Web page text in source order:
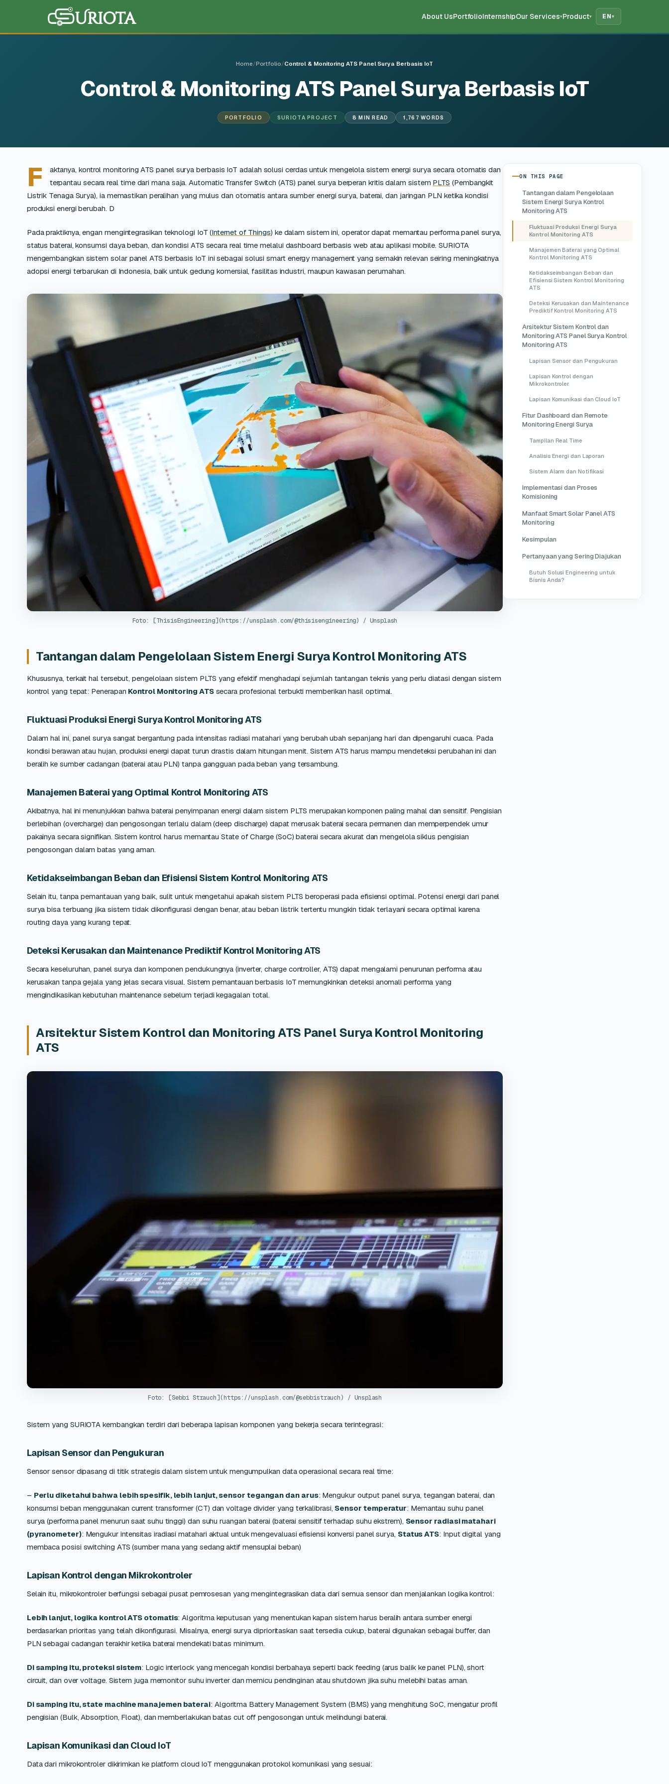
About UsPortfolioInternshipOur Services▾Product▾ EN▾
Home/Portfolio/Control & Monitoring ATS Panel Surya Berbasis IoT
Control & Monitoring ATS Panel Surya Berbasis IoT
PORTFOLIO SURIOTA PROJECT 8 MIN READ 1,767 WORDS
F
aktanya, kontrol monitoring ATS panel surya berbasis IoT adalah solusi cerdas untuk mengelola sistem energi surya secara otomatis dan
terpantau secara real time dari mana saja. Automatic Transfer Switch (ATS) panel surya berperan kritis dalam sistem PLTS (Pembangkit
Listrik Tenaga Surya), ia memastikan peralihan yang mulus dan otomatis antara sumber energi surya, baterai, dan jaringan PLN ketika kondisi
produksi energi berubah. D
Pada praktiknya, engan mengintegrasikan teknologi IoT (Internet of Things) ke dalam sistem ini, operator dapat memantau performa panel surya,
status baterai, konsumsi daya beban, dan kondisi ATS secara real time melalui dashboard berbasis web atau aplikasi mobile. SURIOTA
mengembangkan sistem solar panel ATS berbasis IoT ini sebagai solusi smart energy management yang semakin relevan seiring meningkatnya
adopsi energi terbarukan di Indonesia, baik untuk gedung komersial, fasilitas industri, maupun kawasan perumahan.
Foto: [ThisisEngineering](https://unsplash.com/@thisisengineering) / Unsplash
Tantangan dalam Pengelolaan Sistem Energi Surya Kontrol Monitoring ATS
Khususnya, terkait hal tersebut, pengelolaan sistem PLTS yang efektif menghadapi sejumlah tantangan teknis yang perlu diatasi dengan sistem
kontrol yang tepat: Penerapan Kontrol Monitoring ATSsecara profesional terbukti memberikan hasil optimal.
Fluktuasi Produksi Energi Surya Kontrol Monitoring ATS
Dalam hal ini, panel surya sangat bergantung pada intensitas radiasi matahari yang berubah ubah sepanjang hari dan dipengaruhi cuaca. Pada
kondisi berawan atau hujan, produksi energi dapat turun drastis dalam hitungan menit. Sistem ATS harus mampu mendeteksi perubahan ini dan
beralih ke sumber cadangan (baterai atau PLN) tanpa gangguan pada beban yang tersambung.
Manajemen Baterai yang Optimal Kontrol Monitoring ATS
Akibatnya, hal ini menunjukkan bahwa baterai penyimpanan energi dalam sistem PLTS merupakan komponen paling mahal dan sensitif. Pengisian
berlebihan (overcharge) dan pengosongan terlalu dalam (deep discharge) dapat merusak baterai secara permanen dan memperpendek umur
pakainya secara signifikan. Sistem kontrol harus memantau State of Charge (SoC) baterai secara akurat dan mengelola siklus pengisian
pengosongan dalam batas yang aman.
Ketidakseimbangan Beban dan Efisiensi Sistem Kontrol Monitoring ATS
Selain itu, tanpa pemantauan yang baik, sulit untuk mengetahui apakah sistem PLTS beroperasi pada efisiensi optimal. Potensi energi dari panel
surya bisa terbuang jika sistem tidak dikonfigurasi dengan benar, atau beban listrik tertentu mungkin tidak terlayani secara optimal karena
routing daya yang kurang tepat.
Deteksi Kerusakan dan Maintenance Prediktif Kontrol Monitoring ATS
Secara keseluruhan, panel surya dan komponen pendukungnya (inverter, charge controller, ATS) dapat mengalami penurunan performa atau
kerusakan tanpa gejala yang jelas secara visual. Sistem pemantauan berbasis IoT memungkinkan deteksi anomali performa yang
mengindikasikan kebutuhan maintenance sebelum terjadi kegagalan total.
Arsitektur Sistem Kontrol dan Monitoring ATS Panel Surya Kontrol Monitoring
ATS
Foto: [Sebbi Strauch](https://unsplash.com/@sebbistrauch) / Unsplash
Sistem yang SURIOTA kembangkan terdiri dari beberapa lapisan komponen yang bekerja secara terintegrasi:
Lapisan Sensor dan Pengukuran
Sensor sensor dipasang di titik strategis dalam sistem untuk mengumpulkan data operasional secara real time:
– Perlu diketahui bahwa lebih spesifik, lebih lanjut, sensor tegangan dan arus: Mengukur output panel surya, tegangan baterai, dan
konsumsi beban menggunakan current transformer (CT) dan voltage divider yang terkalibrasi, Sensor temperatur: Memantau suhu panel
surya (performa panel menurun saat suhu tinggi) dan suhu ruangan baterai (baterai sensitif terhadap suhu ekstrem), Sensor radiasi matahari
(pyranometer): Mengukur intensitas iradiasi matahari aktual untuk mengevaluasi efisiensi konversi panel surya, Status ATS: Input digital yang
membaca posisi switching ATS (sumber mana yang sedang aktif mensuplai beban)
Lapisan Kontrol dengan Mikrokontroler
Selain itu, mikrokontroler berfungsi sebagai pusat pemrosesan yang mengintegrasikan data dari semua sensor dan menjalankan logika kontrol:
Lebih lanjut, logika kontrol ATS otomatis: Algoritma keputusan yang menentukan kapan sistem harus beralih antara sumber energi
berdasarkan prioritas yang telah dikonfigurasi. Misalnya, energi surya diprioritaskan saat tersedia cukup, baterai digunakan sebagai buffer, dan
PLN sebagai cadangan terakhir ketika baterai mendekati batas minimum.
Di samping itu, proteksi sistem: Logic interlock yang mencegah kondisi berbahaya seperti back feeding (arus balik ke panel PLN), short
circuit, dan over voltage. Sistem juga memonitor suhu inverter dan memicu pendinginan atau shutdown jika suhu melebihi batas aman.
Di samping itu, state machine manajemen baterai: Algoritma Battery Management System (BMS) yang menghitung SoC, mengatur profil
pengisian (Bulk, Absorption, Float), dan memberlakukan batas cut off pengosongan untuk melindungi baterai.
Lapisan Komunikasi dan Cloud IoT
Data dari mikrokontroler dikirimkan ke platform cloud IoT menggunakan protokol komunikasi yang sesuai:
ON THIS PAGE
Tantangan dalam Pengelolaan
Sistem Energi Surya Kontrol
Monitoring ATS
Fluktuasi Produksi Energi Surya
Kontrol Monitoring ATS
Manajemen Baterai yang Optimal
Kontrol Monitoring ATS
Ketidakseimbangan Beban dan
Efisiensi Sistem Kontrol Monitoring
ATS
Deteksi Kerusakan dan Maintenance
Prediktif Kontrol Monitoring ATS
Arsitektur Sistem Kontrol dan
Monitoring ATS Panel Surya Kontrol
Monitoring ATS
Lapisan Sensor dan Pengukuran
Lapisan Kontrol dengan
Mikrokontroler
Lapisan Komunikasi dan Cloud IoT
Fitur Dashboard dan Remote
Monitoring Energi Surya
Tampilan Real Time
Analisis Energi dan Laporan
Sistem Alarm dan Notifikasi
Implementasi dan Proses
Komisioning
Manfaat Smart Solar Panel ATS
Monitoring
Kesimpulan
Pertanyaan yang Sering Diajukan
Butuh Solusi Engineering untuk
Bisnis Anda?